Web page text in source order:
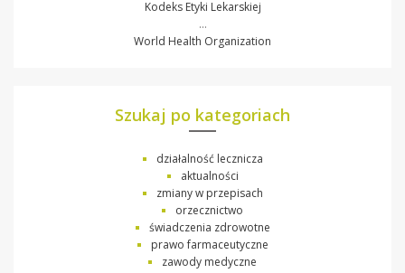
Kodeks Etyki Lekarskiej
…
World Health Organization
Szukaj po kategoriach
działalność lecznicza
aktualności
zmiany w przepisach
orzecznictwo
świadczenia zdrowotne
prawo farmaceutyczne
zawody medyczne